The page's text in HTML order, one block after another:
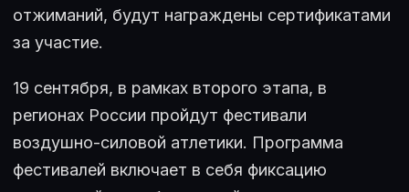
отжиманий, будут награждены сертификатами
за участие.
19 сентября, в рамках второго этапа, в
регионах России пройдут фестивали
воздушно-силовой атлетики. Программа
фестивалей включает в себя фиксацию